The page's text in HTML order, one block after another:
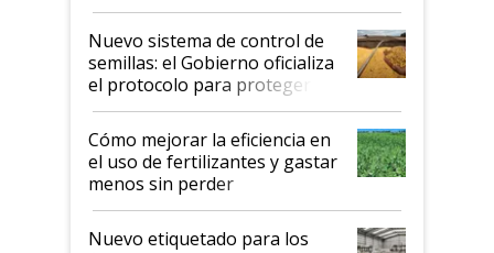
Nuevo sistema de control de
semillas: el Gobierno oficializa
el protocolo para proteger la
propiedad intelectual
Cómo mejorar la eficiencia en
el uso de fertilizantes y gastar
menos sin perder
productividad en la campaña
fina
Nuevo etiquetado para los